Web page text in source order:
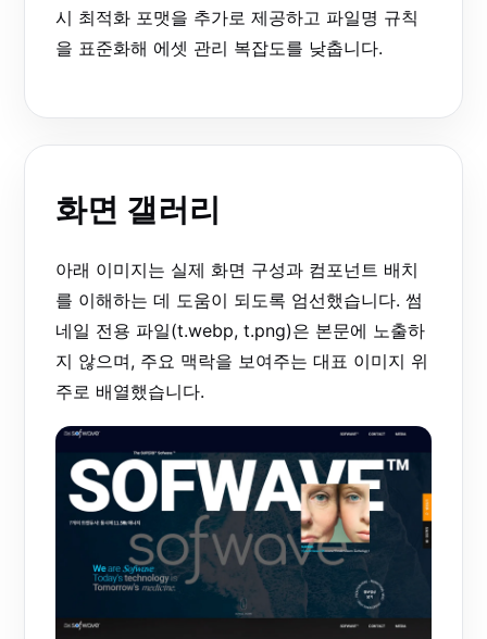
시 최적화 포맷을 추가로 제공하고 파일명 규칙
을 표준화해 에셋 관리 복잡도를 낮춥니다.
화면 갤러리
아래 이미지는 실제 화면 구성과 컴포넌트 배치
를 이해하는 데 도움이 되도록 엄선했습니다. 썸
네일 전용 파일(t.webp, t.png)은 본문에 노출하
지 않으며, 주요 맥락을 보여주는 대표 이미지 위
주로 배열했습니다.